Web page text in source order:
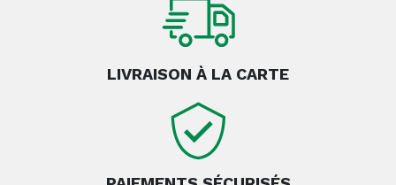
LIVRAISON À LA CARTE